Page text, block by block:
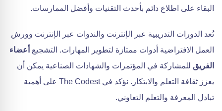
البقاء على اطلاع دائم بأحدث التقنيات وأفضل الممارسات.
تُعد الدورات التدريبية عبر الإنترنت والندوات عبر الإنترنت وورش
العمل الافتراضية أدوات ممتازة لتطوير المهارات. التشجيع أعضاء
الفريق للمشاركة في المؤتمرات والشهادات الصناعية يمكن أن
يعزز ثقافة التعلم والابتكار. نؤكد في The Codest على أهمية
تبادل المعرفة والتعلم التعاوني.